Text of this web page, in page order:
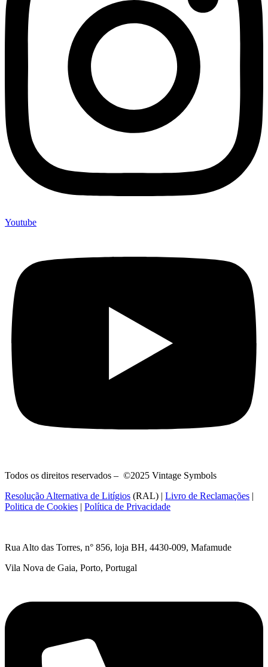
Youtube
Todos os direitos reservados – ©2025 Vintage Symbols
Resolução Alternativa de Litígios (RAL) | Livro de Reclamações |
Politica de Cookies | Política de Privacidade
Rua Alto das Torres, n° 856, loja BH, 4430-009, Mafamude
Vila Nova de Gaia, Porto, Portugal